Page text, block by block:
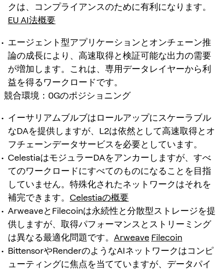
クは、コンプライアンスのために有利になります。
EU AI法概要
エージェント型アプリケーションとオンチェーン推
論の成長により、高速取得と検証可能な出力の需要
が増加します。これは、専用データレイヤーから利
益を得るワークロードです。
競合環境：0Gのポジショニング
イーサリアムブルブはロールアップにスケーラブル
なDAを提供しますが、L2は依然として高速取得とオ
フチェーンデータサービスを必要としています。
CelestiaはモジュラーDAをアンカーしますが、すべ
てのワークロードにすべてのものになることを目指
していません。特殊化されたネットワークはそれを
補完できます。 Celestiaの概要
ArweaveとFilecoinは永続性と分散型ストレージを提
供しますが、取得パフォーマンスとストリーミング
は異なる最適化問題です。 Arweave Filecoin
BittensorやRenderのようなAIネットワークはコンピ
ューティングに焦点を当てていますが、データパイ